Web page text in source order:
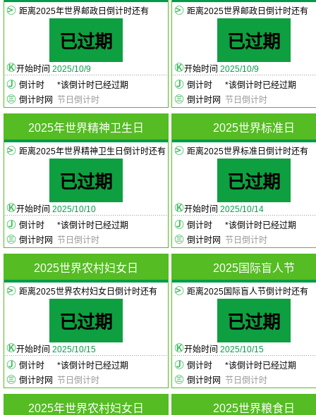
距离2025年世界邮政日倒计时还有
已过期
开始时间 2025/10/9
倒计时
*该倒计时已经过期
倒计时网
节日倒计时
距离2025世界邮政日倒计时还有
已过期
开始时间 2025/10/9
倒计时
*该倒计时已经过期
倒计时网
节日倒计时
2025年世界精神卫生日
距离2025年世界精神卫生日倒计时还有
已过期
开始时间 2025/10/10
倒计时
*该倒计时已经过期
倒计时网
节日倒计时
2025世界标准日
距离2025世界标准日倒计时还有
已过期
开始时间 2025/10/14
倒计时
*该倒计时已经过期
倒计时网
节日倒计时
2025世界农村妇女日
距离2025世界农村妇女日倒计时还有
已过期
开始时间 2025/10/15
倒计时
*该倒计时已经过期
倒计时网
节日倒计时
2025国际盲人节
距离2025国际盲人节倒计时还有
已过期
开始时间 2025/10/15
倒计时
*该倒计时已经过期
倒计时网
节日倒计时
2025年世界农村妇女日 2025世界粮食日